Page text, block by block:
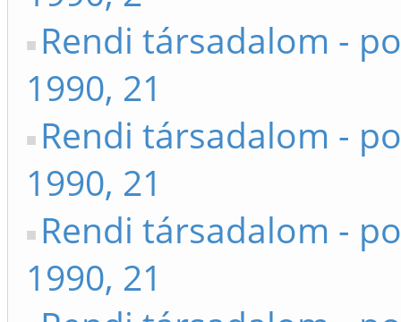
Rendi társadalom -
1990, 21
Rendi társadalom -
1990, 21
Rendi társadalom -
1990, 21